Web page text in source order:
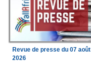
Revue de presse du 07 août
2026